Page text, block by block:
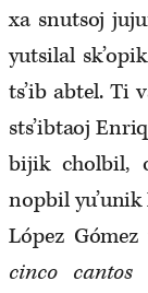
xa snutsoj
yutsilal
ts’ib abtel. Ti
sts’ibtaoj
bijik cholbil,
nopbil yu’unik
López
cinco cantos